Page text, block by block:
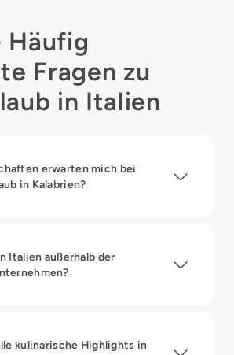
Häufig
Fragen zu
in Italien
erwarten mich bei
in Kalabrien?
Italien außerhalb der
kulinarische Highlights in